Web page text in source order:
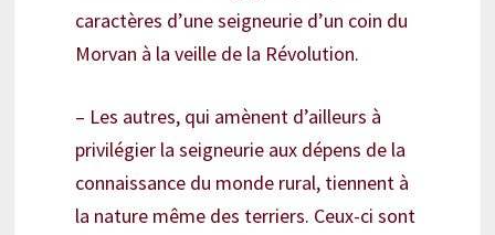
caractères d’une seigneurie d’un coin du
Morvan à la veille de la Révolution.
– Les autres, qui amènent d’ailleurs à
privilégier la seigneurie aux dépens de la
connaissance du monde rural, tiennent à
la nature même des terriers. Ceux-ci sont